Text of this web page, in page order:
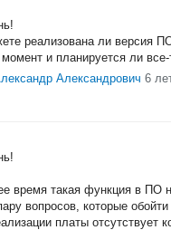
реализована ли версия
и планируется ли
Александрович 6
время такая функция в ПО
вопросов, которые
платы отсутствует